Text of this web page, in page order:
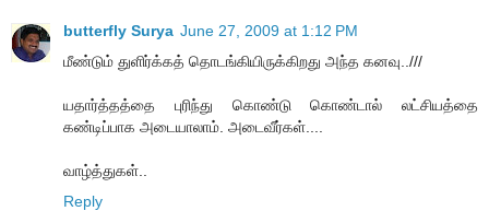
butterfly Surya June 27, 2009 at 1:12 PM
மீண்டும் துளிர்க்கத் தொடங்கியிருக்கிறது அந்த கனவு..///
யதார்த்தத்தை புரிந்து கொண்டு கொண்டால் லட்சியத்தை
கண்டிப்பாக அடையாலாம். அடைவீர்கள்....
வாழ்த்துகள்..
Reply